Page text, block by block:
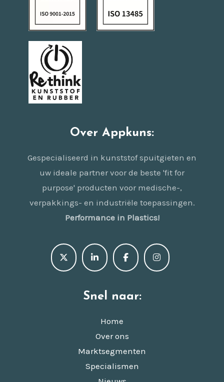
Over Appkuns:
Gespecialiseerd in kunststof spuitgieten en
uw ideale partner voor de beste 'fit for
purpose' producten voor medische-,
verpakkings- en industriële toepassingen.
Performance in Plastics!
Snel naar:
Home
Over ons
Marktsegmenten
Specialismen